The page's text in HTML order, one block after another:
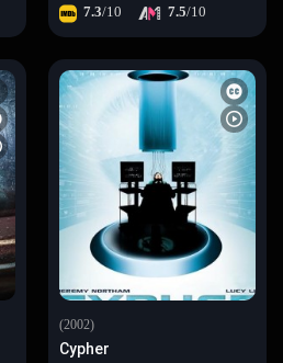
7.3/10 7.5/10
(2002)
Cypher